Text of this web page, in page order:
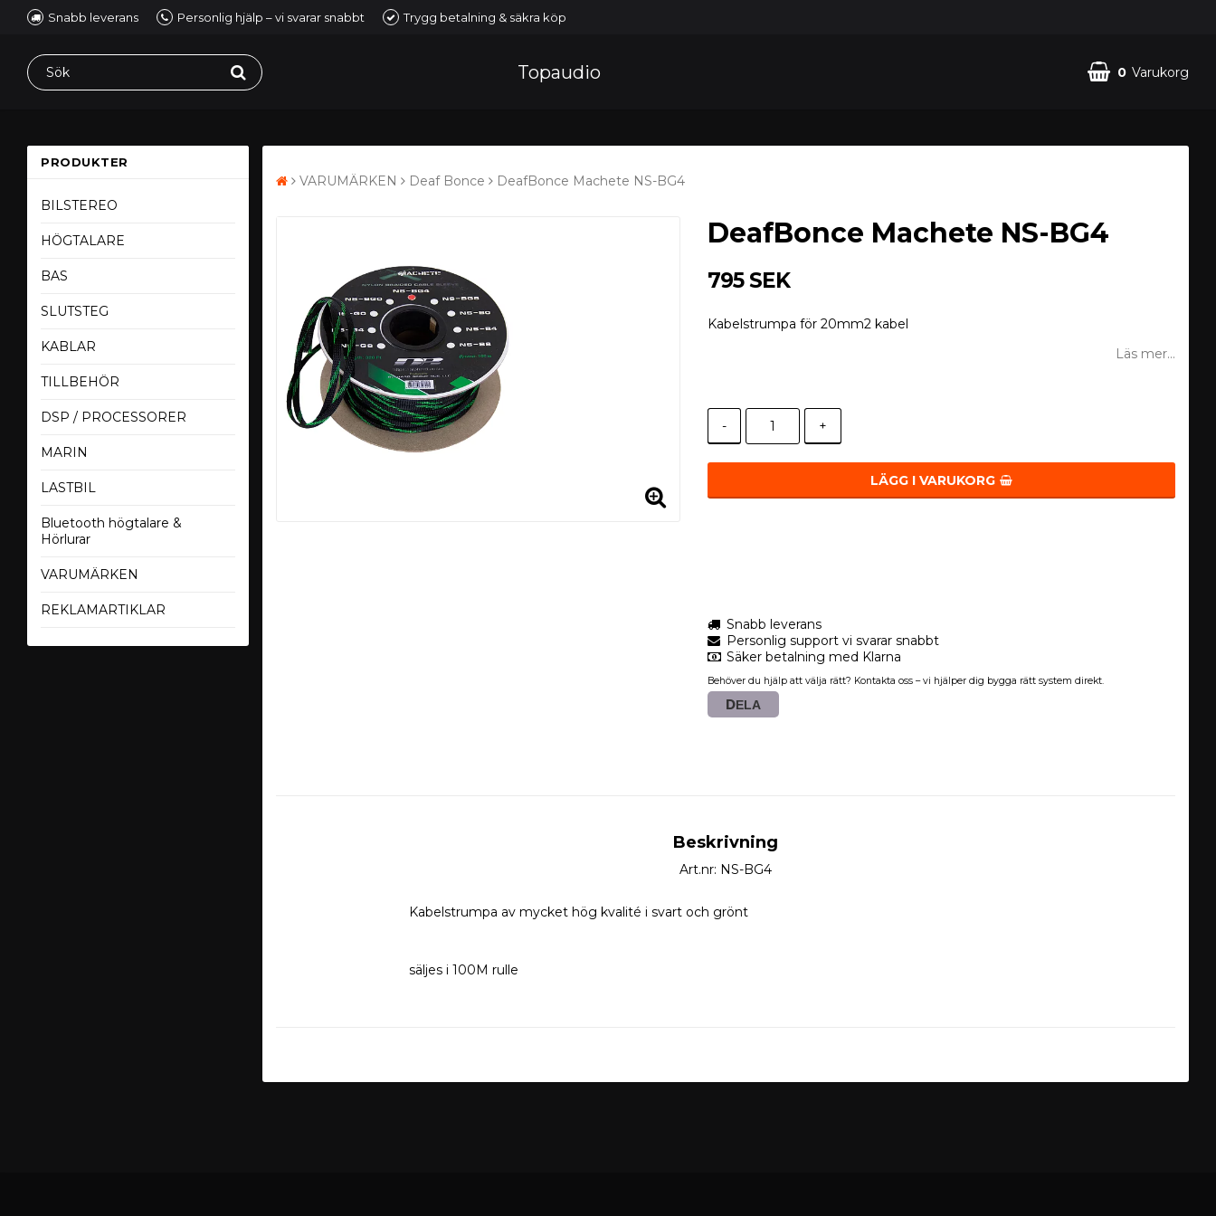
Snabb leverans Personlig hjälp – vi svarar snabbt Trygg betalning & säkra köp
Topaudio 0 Varukorg
PRODUKTER
BILSTEREO
HÖGTALARE
BAS
SLUTSTEG
KABLAR
TILLBEHÖR
DSP / PROCESSORER
MARIN
LASTBIL
Bluetooth högtalare &
Hörlurar
VARUMÄRKEN
REKLAMARTIKLAR
VARUMÄRKEN Deaf Bonce DeafBonce Machete NS-BG4
DeafBonce Machete NS-BG4
795 SEK
Kabelstrumpa för 20mm2 kabel
Läs mer...
- +
LÄGG I VARUKORG
Snabb leverans
Personlig support vi svarar snabbt
Säker betalning med Klarna
Behöver du hjälp att välja rätt? Kontakta oss – vi hjälper dig bygga rätt system direkt.
DELA
Beskrivning
Art.nr: NS-BG4
Kabelstrumpa av mycket hög kvalité i svart och grönt
säljes i 100M rulle